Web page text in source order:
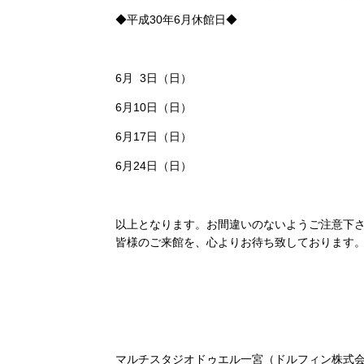
◆平成30年6月休館日◆
6月 3日（日）
6月10日（日）
6月17日（日）
6月24日（日）
以上となります。お間違いのないようご注意下さ
皆様のご来館を、心よりお待ち致しております。
マルチスタジオドゥエル一宮（ドルフィン株式会